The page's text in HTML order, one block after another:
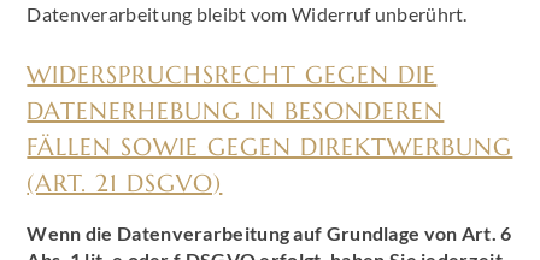
Datenverarbeitung bleibt vom Widerruf unberührt.
WIDERSPRUCHSRECHT GEGEN DIE
DATENERHEBUNG IN BESONDEREN
FÄLLEN SOWIE GEGEN DIREKTWERBUNG
(ART. 21 DSGVO)
Wenn die Datenverarbeitung auf Grundlage von Art. 6